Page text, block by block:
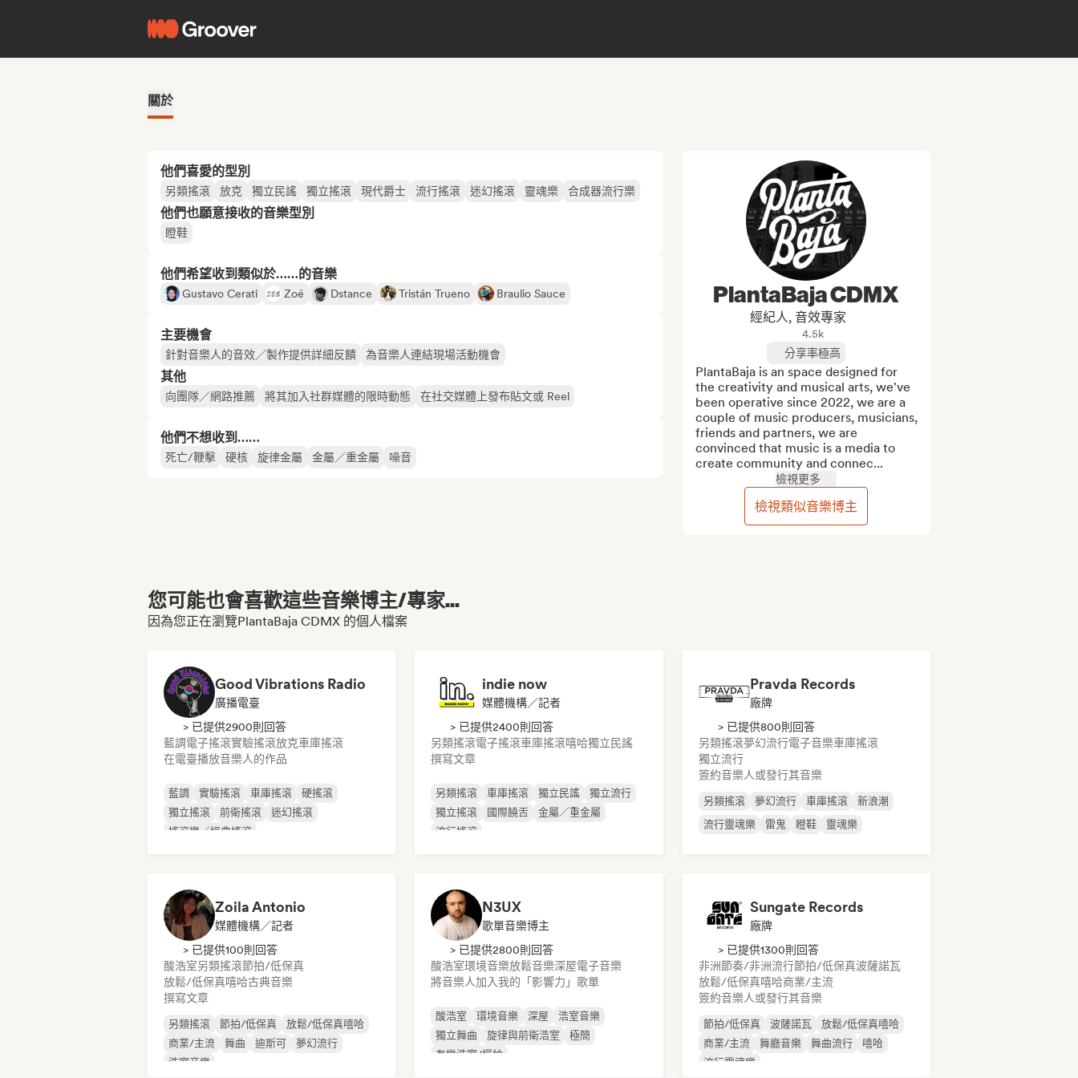
關於
他們喜愛的型別
另類搖滾 放克 獨立民謠 獨立搖滾 現代爵士 流行搖滾 迷幻搖滾 靈魂樂 合成器流行樂
他們也願意接收的音樂型別
瞪鞋
他們希望收到類似於……的音樂
Gustavo Cerati Zoé Dstance Tristán Trueno Braulio Sauce
主要機會
針對音樂人的音效／製作提供詳細反饋 為音樂人連結現場活動機會
其他
向團隊／網路推薦 將其加入社群媒體的限時動態 在社交媒體上發布貼文或 Reel
他們不想收到……
死亡/鞭擊 硬核 旋律金屬 金屬／重金屬 噪音
PlantaBaja CDMX
經紀人, 音效專家
4.5k
分享率極高
PlantaBaja is an space designed for
the creativity and musical arts, we've
been operative since 2022, we are a
couple of music producers, musicians,
friends and partners, we are
convinced that music is a media to
create community and connec...
檢視更多
檢視類似音樂博主
您可能也會喜歡這些音樂博主/專家...
因為您正在瀏覽PlantaBaja CDMX 的個人檔案
Good Vibrations Radio
廣播電臺
> 已提供2900則回答
藍調電子搖滾實驗搖滾放克車庫搖滾
在電臺播放音樂人的作品
藍調 實驗搖滾 車庫搖滾
硬搖滾
獨立搖滾
前衛搖滾
迷幻搖滾
搖滾樂／經典搖滾
indie now
媒體機構／記者
> 已提供2400則回答
另類搖滾電子搖滾車庫搖滾嘻哈獨立民謠
撰寫文章
另類搖滾 車庫搖滾 獨立民謠
獨立流行
獨立搖滾
國際饒舌
金屬／重金屬
流行搖滾
Pravda Records
廠牌
> 已提供800則回答
另類搖滾夢幻流行電子音樂車庫搖滾
獨立流行
簽約音樂人或發行其音樂
另類搖滾 夢幻流行 車庫搖滾
新浪潮
流行靈魂樂
雷鬼 瞪鞋 靈魂樂
Zoila Antonio
媒體機構／記者
> 已提供100則回答
酸浩室另類搖滾節拍/低保真
放鬆/低保真嘻哈古典音樂
撰寫文章
另類搖滾 節拍/低保真
放鬆/低保真嘻哈
商業/主流
舞曲 迪斯可
夢幻流行
浩室音樂
N3UX
歌單音樂博主
> 已提供2800則回答
酸浩室環境音樂放鬆音樂深屋電子音樂
將音樂人加入我的「影響力」歌單
酸浩室 環境音樂 深屋
浩室音樂
獨立舞曲
旋律與前衛浩室
極簡
有機浩室/慢拍
Sungate Records
廠牌
> 已提供1300則回答
非洲節奏/非洲流行節拍/低保真波薩諾瓦
放鬆/低保真嘻哈商業/主流
簽約音樂人或發行其音樂
節拍/低保真 波薩諾瓦
放鬆/低保真嘻哈
商業/主流
舞廳音樂 舞曲流行
嘻哈
流行靈魂樂